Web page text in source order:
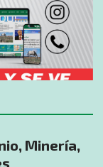
Minería,